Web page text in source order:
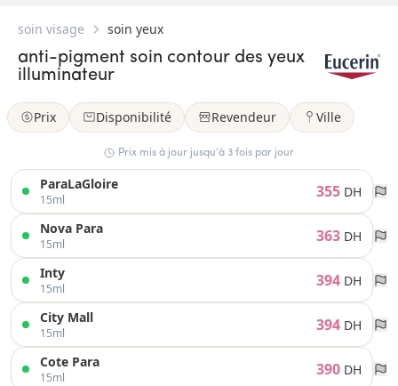
soin visage soin yeux
anti-pigment soin contour des yeux
illuminateur
Prix Disponibilité Revendeur Ville
Prix mis à jour jusqu’à 3 fois par jour
ParaLaGloire
15ml 355 DH
Nova Para
15ml 363 DH
Inty
15ml 394 DH
City Mall
15ml 394 DH
Cote Para
15ml 390 DH